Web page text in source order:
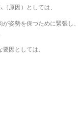
原因）としては、
姿勢を保つために緊張し
因としては、